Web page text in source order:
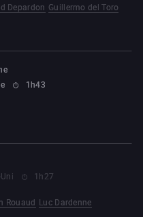
Depardon Guillermo del Toro
1h43
1h27
Rouaud Luc Dardenne